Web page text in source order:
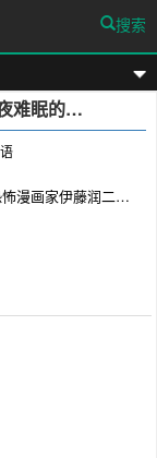
搜索
怪奇-伊藤润二令人彻夜难眠的奇异故事
漫画家伊藤润二笔
霸凌女孩》《偷脸
二手唱片》《笔
《富夫·红高领》
事。由伊藤润二的